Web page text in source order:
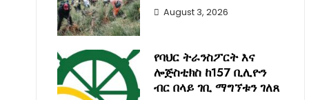
August 3, 2026
የባህር ትራንስፖርት እና
ሎጅስቲክስ ከ157 ቢሊዮን
ብር በላይ ገቢ ማግኘቱን ገለጸ